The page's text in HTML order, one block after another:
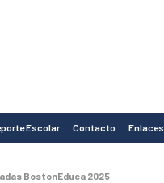
Escolar Contacto Enlaces
BostonEduca 2025